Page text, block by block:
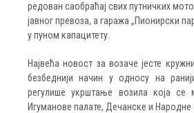
редован саобраћај свих путничких
јавног превоза, а гаража „Пионирски
у пуном капацитету.
Највећа новост за возаче јесте
безбеднији начин у односу на
регулише укрштање возила која се
Игуманове палате, Дечанске и Народне